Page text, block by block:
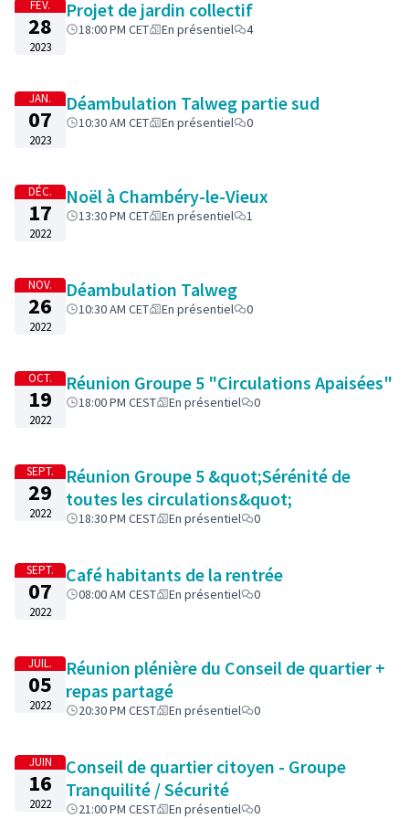
FÉV.
28
2023
Projet de jardin collectif
18:00 PM CET En présentiel 4
JAN.
07
2023
Déambulation Talweg partie sud
10:30 AM CET En présentiel 0
DÉC.
17
2022
Noël à Chambéry-le-Vieux
13:30 PM CET En présentiel 1
NOV.
26
2022
Déambulation Talweg
10:30 AM CET En présentiel 0
OCT.
19
2022
Réunion Groupe 5 "Circulations Apaisées"
18:00 PM CEST En présentiel 0
SEPT.
29
2022
Réunion Groupe 5 &quot;Sérénité de
toutes les circulations&quot;
18:30 PM CEST En présentiel 0
SEPT.
07
2022
Café habitants de la rentrée
08:00 AM CEST En présentiel 0
JUIL.
05
2022
Réunion plénière du Conseil de quartier +
repas partagé
20:30 PM CEST En présentiel 0
JUIN
16
2022
Conseil de quartier citoyen - Groupe
Tranquilité / Sécurité
21:00 PM CEST En présentiel 0